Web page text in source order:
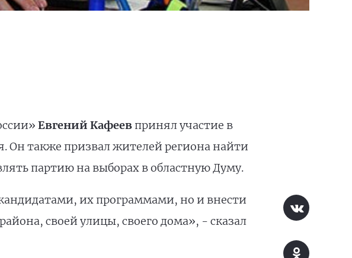
Евгений Кафеевпринял участие в
Он также призвал жителей региона найти
партию на выборах в областную Думу.
их программами, но и внести
своей улицы, своего дома», - сказал